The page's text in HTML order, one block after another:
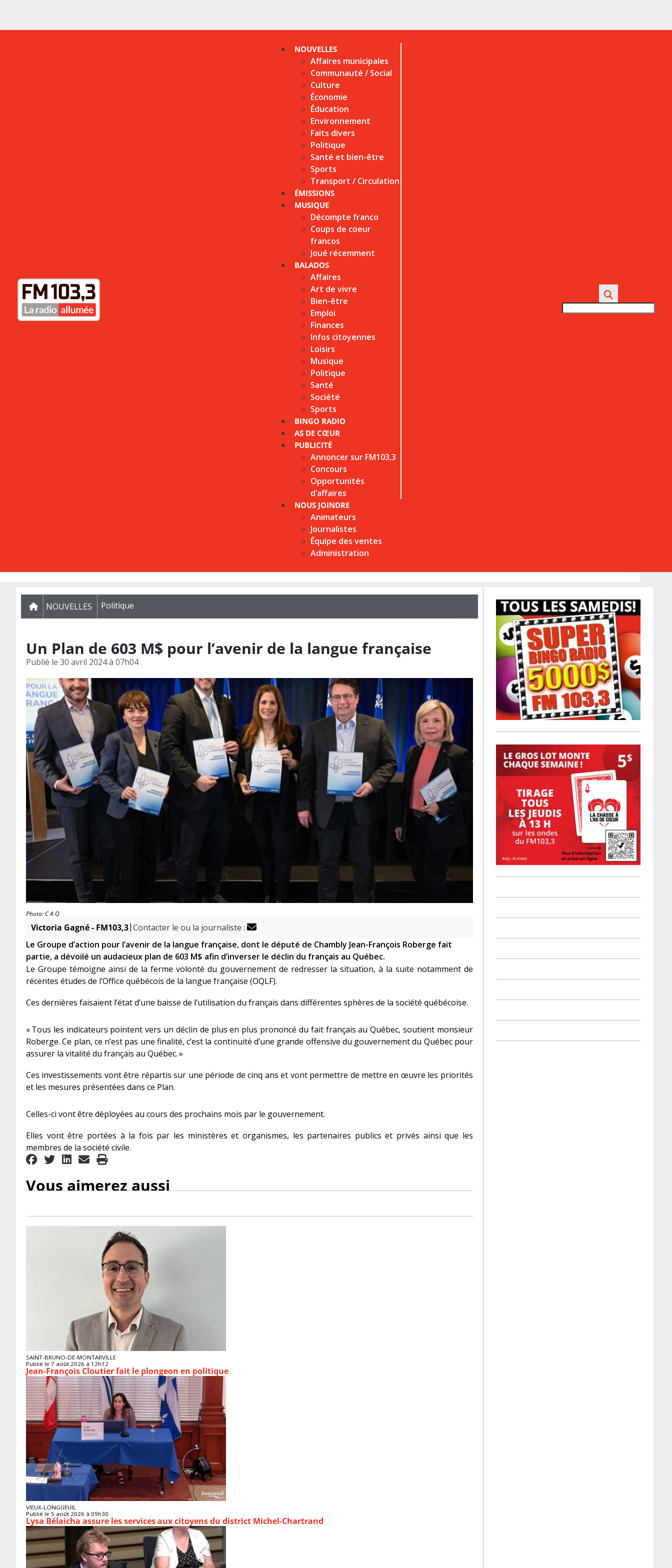
NOUVELLES
Affaires municipales
Communauté / Social
Culture
Économie
Éducation
Environnement
Faits divers
Politique
Santé et bien-être
Sports
Transport / Circulation
ÉMISSIONS
MUSIQUE
Décompte franco
Coups de coeur
francos
Joué récemment
BALADOS
Affaires
Art de vivre
Bien-être
Emploi
Finances
Infos citoyennes
Loisirs
Musique
Politique
Santé
Société
Sports
BINGO RADIO
AS DE CŒUR
PUBLICITÉ
Annoncer sur FM103,3
Concours
Opportunités
d’affaires
NOUS JOINDRE
Animateurs
Journalistes
Équipe des ventes
Administration
NOUVELLES Politique
Un Plan de 603 M$ pour l’avenir de la langue française
Publié le 30 avril 2024 à 07h04
Photo: C A Q
Victoria Gagné - FM103,3|Contacter le ou la journaliste :
Le Groupe d’action pour l’avenir de la langue française, dont le député de Chambly Jean-François Roberge fait
partie, a dévoilé un audacieux plan de 603 M$ afin d’inverser le déclin du français au Québec.
Le Groupe témoigne ainsi de la ferme volonté du gouvernement de redresser la situation, à la suite notamment de
récentes études de l’Office québécois de la langue française (OQLF).
Ces dernières faisaient l’état d’une baisse de l’utilisation du français dans différentes sphères de la société québécoise.
« Tous les indicateurs pointent vers un déclin de plus en plus prononcé du fait français au Québec, soutient monsieur
Roberge. Ce plan, ce n’est pas une finalité, c’est la continuité d’une grande offensive du gouvernement du Québec pour
assurer la vitalité du français au Québec. »
Ces investissements vont être répartis sur une période de cinq ans et vont permettre de mettre en œuvre les priorités
et les mesures présentées dans ce Plan.
Celles-ci vont être déployées au cours des prochains mois par le gouvernement.
Elles vont être portées à la fois par les ministères et organismes, les partenaires publics et privés ainsi que les
membres de la société civile.
Vous aimerez aussi
SAINT-BRUNO-DE-MONTARVILLE
Publié le 7 août 2026 à 12h12
Jean-François Cloutier fait le plongeon en politique
VIEUX-LONGUEUIL
Publié le 5 août 2026 à 09h30
Lysa Bélaicha assure les services aux citoyens du district Michel‑Chartrand